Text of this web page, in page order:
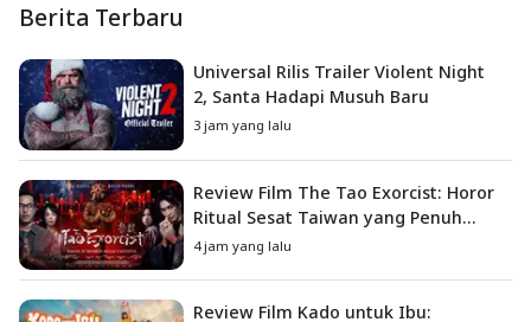
Berita Terbaru
Universal Rilis Trailer Violent Night
2, Santa Hadapi Musuh Baru
3 jam yang lalu
Review Film The Tao Exorcist: Horor
Ritual Sesat Taiwan yang Penuh
Misteri dan Teror Psikologis
4 jam yang lalu
Review Film Kado untuk Ibu: